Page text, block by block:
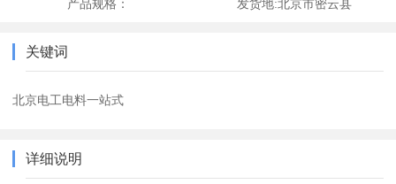
产品规格： 发货地:北京市密云县
关键词
北京电工电料一站式
详细说明